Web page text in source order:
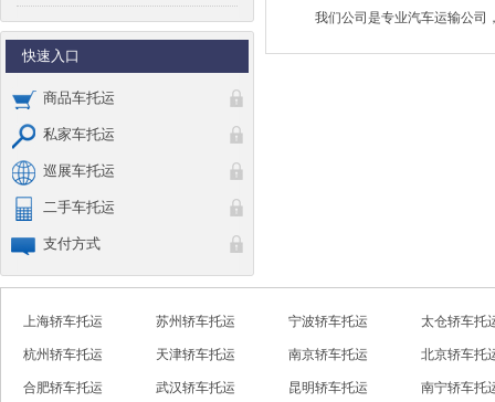
快速入口
商品车托运
私家车托运
巡展车托运
二手车托运
支付方式
我们公司是专业汽车运输公司，
上海轿车托运 苏州轿车托运 宁波轿车托运 太仓轿车托
杭州轿车托运 天津轿车托运 南京轿车托运 北京轿车托
合肥轿车托运 武汉轿车托运 昆明轿车托运 南宁轿车托